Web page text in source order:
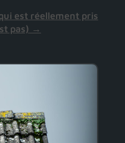
est réellement pris
pas) →